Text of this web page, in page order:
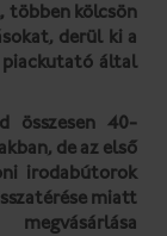
többen kölcsön
derül ki a
piackutató által
összesen 40-
de az első
irodabútorok
miatt